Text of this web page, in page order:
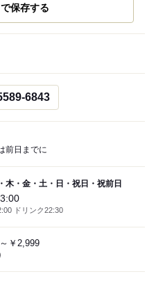
保存する
6843
前日までに
木・金・土・日・祝日・祝前日
ドリンク22:30
￥2,999